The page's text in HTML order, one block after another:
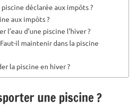
déclarée aux impôts ?
aux impôts ?
l’eau d’une piscine l’hiver ?
il maintenir dans la piscine
la piscine en hiver ?
une piscine ?